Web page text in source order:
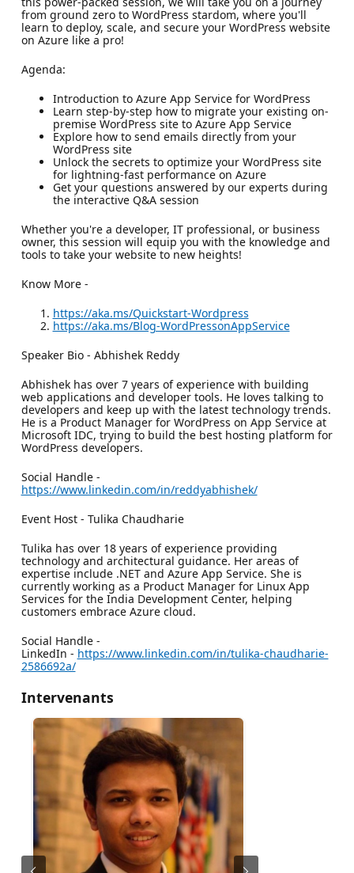
from ground zero to WordPress stardom, where you'll
learn to deploy, scale, and secure your WordPress website
on Azure like a pro!
Agenda:
Introduction to Azure App Service for WordPress
Learn step-by-step how to migrate your existing on-
premise WordPress site to Azure App Service
Explore how to send emails directly from your
WordPress site
Unlock the secrets to optimize your WordPress site
for lightning-fast performance on Azure
Get your questions answered by our experts during
the interactive Q&A session
Whether you're a developer, IT professional, or business
owner, this session will equip you with the knowledge and
tools to take your website to new heights!
Know More -
https://aka.ms/Quickstart-Wordpress
https://aka.ms/Blog-WordPressonAppService
Speaker Bio - Abhishek Reddy
Abhishek has over 7 years of experience with building
web applications and developer tools. He loves talking to
developers and keep up with the latest technology trends.
He is a Product Manager for WordPress on App Service at
Microsoft IDC, trying to build the best hosting platform for
WordPress developers.
Social Handle -
https://www.linkedin.com/in/reddyabhishek/
Event Host - Tulika Chaudharie
Tulika has over 18 years of experience providing
technology and architectural guidance. Her areas of
expertise include .NET and Azure App Service. She is
currently working as a Product Manager for Linux App
Services for the India Development Center, helping
customers embrace Azure cloud.
Social Handle -
LinkedIn - https://www.linkedin.com/in/tulika-chaudharie-
2586692a/
Intervenants